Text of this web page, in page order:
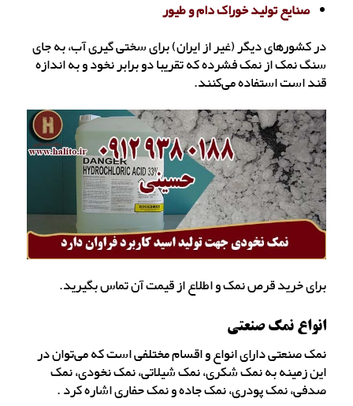
صنایع تولید خوراک دام و طیور
در کشورهای دیگر (غیر از ایران) برای سختی گیری آب، به جای
سنگ نمک از نمک فشرده که تقریبا دو برابر نخود و به اندازه
قند است استفاده می‌کنند.
برای خرید قرص نمک و اطلاع از قیمت آن تماس بگیرید.
انواع نمک صنعتی
نمک صنعتی دارای انواع و اقسام مختلفی است که می‌توان در
این زمینه به نمک شکری، نمک شیلاتی، نمک نخودی، نمک
صدفی، نمک پودری، نمک جاده و نمک حفاری اشاره کرد .